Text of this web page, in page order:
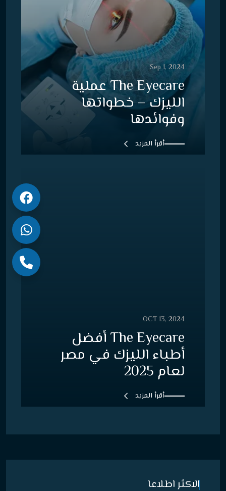
Sep 1, 2024
The Eyecare عملية
الليزك – خطواتها
وفوائدها
أقرأ المزيد
OCT 13, 2024
The Eyecare أفضل
أطباء الليزك في مصر
لعام 2025
أقرأ المزيد
الاكثر اطلاعا